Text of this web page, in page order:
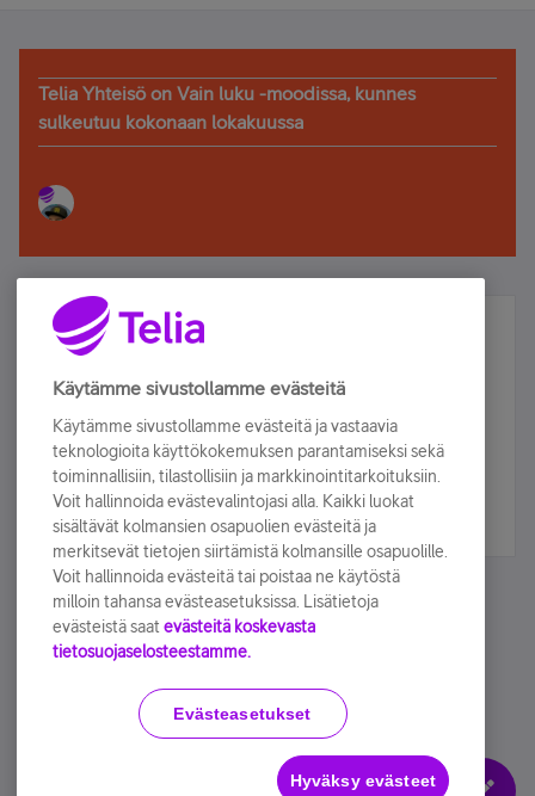
Telia Yhteisö on Vain luku -moodissa, kunnes
sulkeutuu kokonaan lokakuussa
Älä jää paitsi – osallistu ja voita!
Tilaa Telian uutiskirje ja olet mukana arvonnassa.
sähköpostiisi.
Tilaa nyt
Käyttöehdot Accessibility statement
Käytämme sivustollamme evästeitä
Käytämme sivustollamme evästeitä ja vastaavia
teknologioita käyttökokemuksen parantamiseksi sekä
toiminnallisiin, tilastollisiin ja markkinointitarkoituksiin.
Voit hallinnoida evästevalintojasi alla. Kaikki luokat
sisältävät kolmansien osapuolien evästeitä ja
merkitsevät tietojen siirtämistä kolmansille osapuolille.
Voit hallinnoida evästeitä tai poistaa ne käytöstä
milloin tahansa evästeasetuksissa. Lisätietoja
evästeistä saat evästeitä koskevasta
tietosuojaselosteestamme.
Evästeasetukset
Hyväksy evästeet